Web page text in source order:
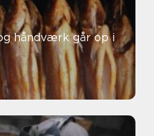
håndværk går op i